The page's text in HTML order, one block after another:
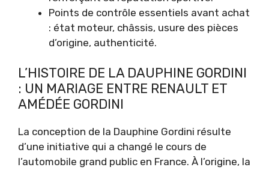
Points de contrôle essentiels avant achat
: état moteur, châssis, usure des pièces
d’origine, authenticité.
L’HISTOIRE DE LA DAUPHINE GORDINI
: UN MARIAGE ENTRE RENAULT ET
AMÉDÉE GORDINI
La conception de la Dauphine Gordini résulte
d’une initiative qui a changé le cours de
l’automobile grand public en France. À l’origine, la